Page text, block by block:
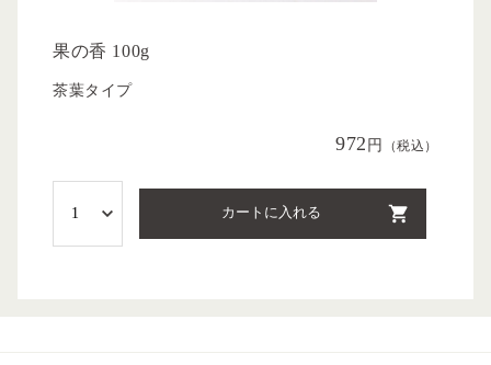
果の香 100g
茶葉タイプ
972 円 （税込）
カートに入れる